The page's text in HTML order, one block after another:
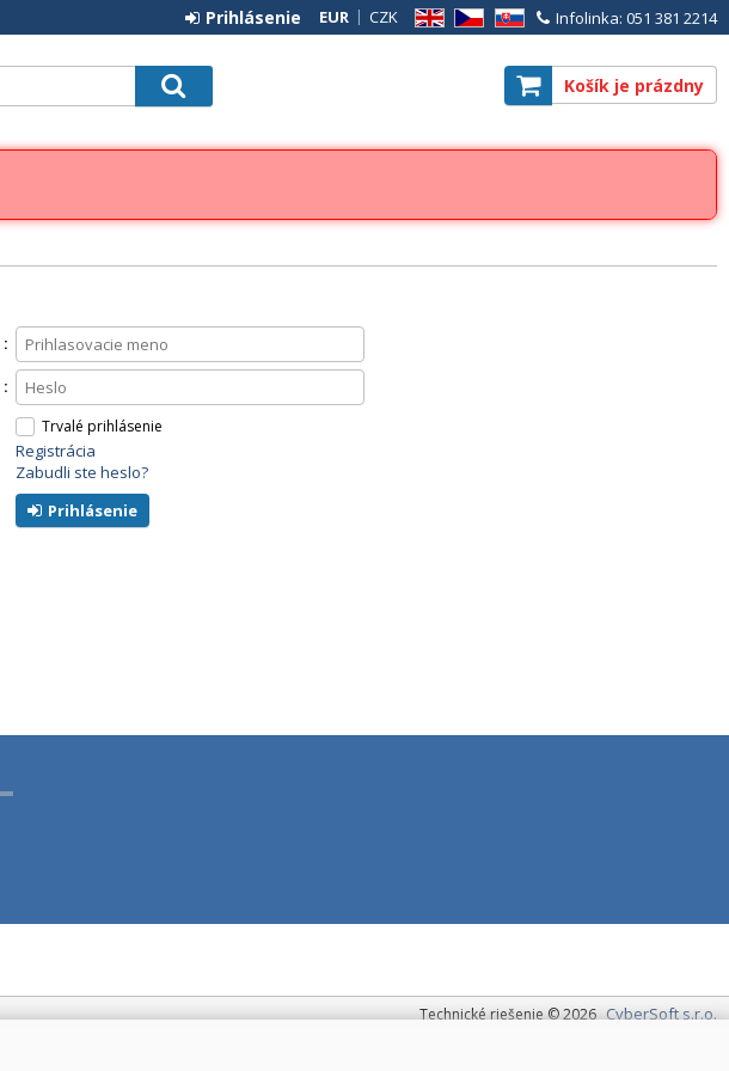
Infolinka: 051 381 2214
EN CZ SK
EUR CZK
Prihlásenie
Košík je prázdny
Trvalé prihlásenie
Registrácia
Zabudli ste heslo?
Prihlásenie
Technické riešenie © 2026 CyberSoft s.r.o.